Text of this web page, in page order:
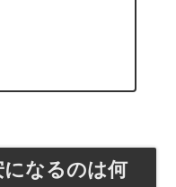
なるのは何